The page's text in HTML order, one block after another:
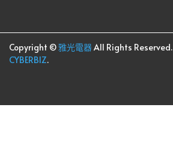
Copyright ©雅光電器All Rights Reserved.
CYBERBIZ.